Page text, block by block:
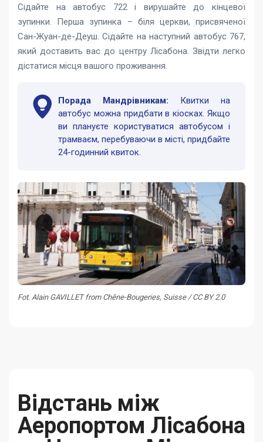
Сідайте на автобус 722 і вирушайте до кінцевої
зупинки. Перша зупинка – біля церкви, присвяченої
Сан-Жуан-де-Деуш. Сідайте на наступний автобус 767,
який доставить вас до центру Лісабона. Звідти легко
дістатися місця вашого проживання.
Порада Мандрівникам: Квитки на
автобус можна придбати в кіосках. Якщо
ви плануєте користуватися автобусом і
трамваєм, перебуваючи в місті, придбайте
24-годинний квиток.
Fot. Alain GAVILLET from Chêne-Bougeries, Suisse / CC BY 2.0
Відстань між
Аеропортом Лісабона